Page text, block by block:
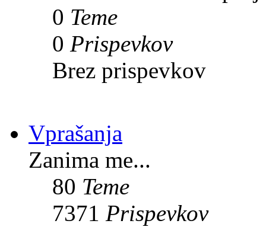
0 Teme
0 Prispevkov
Brez prispevkov
Vprašanja
Zanima me...
80 Teme
7371 Prispevkov